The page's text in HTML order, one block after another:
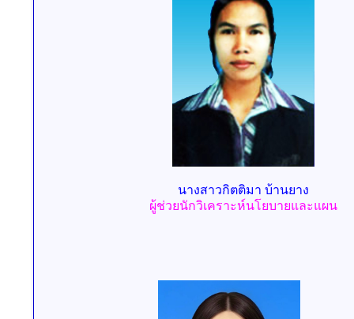
นางสาวกิตติมา บ้านยาง
ผู้ช่วยนักวิเคราะห์นโยบายและแผน